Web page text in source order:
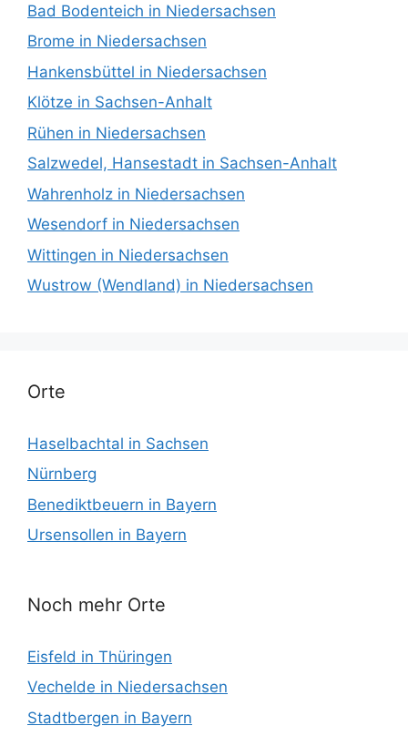
Bad Bodenteich in Niedersachsen
Brome in Niedersachsen
Hankensbüttel in Niedersachsen
Klötze in Sachsen-Anhalt
Rühen in Niedersachsen
Salzwedel, Hansestadt in Sachsen-Anhalt
Wahrenholz in Niedersachsen
Wesendorf in Niedersachsen
Wittingen in Niedersachsen
Wustrow (Wendland) in Niedersachsen
Orte
Haselbachtal in Sachsen
Nürnberg
Benediktbeuern in Bayern
Ursensollen in Bayern
Noch mehr Orte
Eisfeld in Thüringen
Vechelde in Niedersachsen
Stadtbergen in Bayern